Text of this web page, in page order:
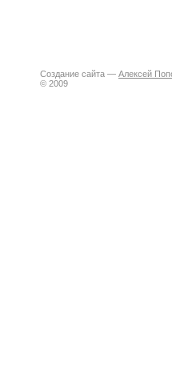
Создание сайта — Алексей
© 2009